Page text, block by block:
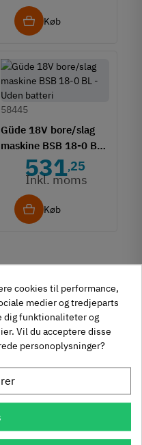
Køb
Güde 18V bore/slag
maskine BSB 18-0 BL
- Uden batteri
58445
531,25
Inkl. moms
Køb
varer
cookies til performance,
medier og tredjeparts
dig funktionaliteter og
Vil du acceptere disse
personoplysninger?
FILTER